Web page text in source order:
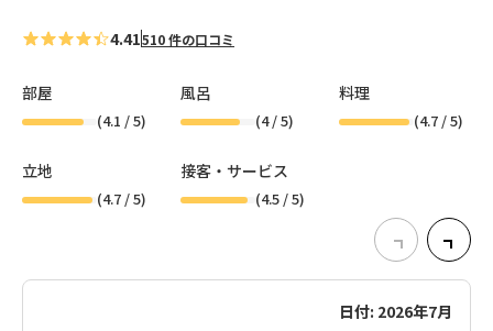
4.41510 件の口コミ
部屋
(4.1 / 5)
風呂
(4/ 5)
料理
(4.7 / 5)
立地
(4.7 / 5)
接客・サービス
(4.5 / 5)
日付: 2026年7月